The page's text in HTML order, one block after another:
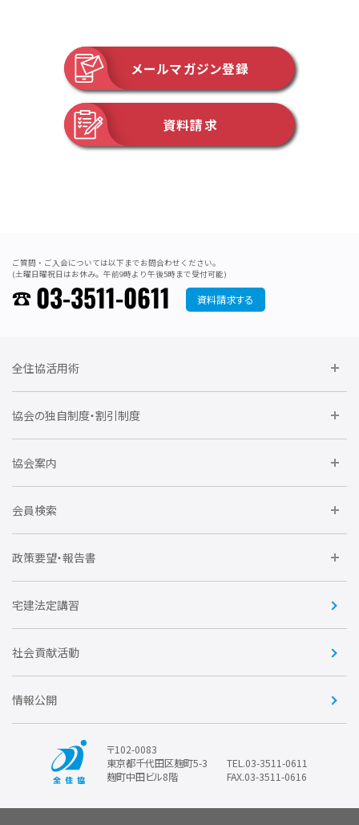
メールマガジン登録
資料請求
ご質問・ご入会については以下までお問合わせください。
(土曜日曜祝日はお休み。午前9時より午後5時まで受付可能)
03-3511-0611 資料請求する
全住協活用術
委員会に参加しよう
要望活動に参加しよう
協会の独自制度・割引制度
住宅瑕疵担保責任保険割引制度
全住協NET
不動産後見アドバイザー資格講習
会
全住協ビジネスショップ
協会案内
運営組織
トライアル会員制度
会員検索
企業会員
賛助会員
政策要望・報告書
住宅・土地税制改正要望
優良事業表彰
宅建法定講習
社会貢献活動
情報公開
〒102-0083
東京都千代田区麹町5-3
麹町中田ビル8階
TEL.03-3511-0611
FAX.03-3511-0616